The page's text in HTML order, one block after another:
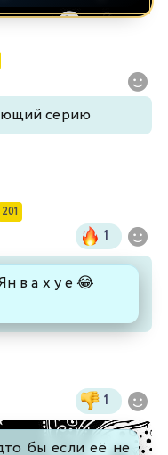
серию
201
1
в а х у е 😂
1
бы если её не